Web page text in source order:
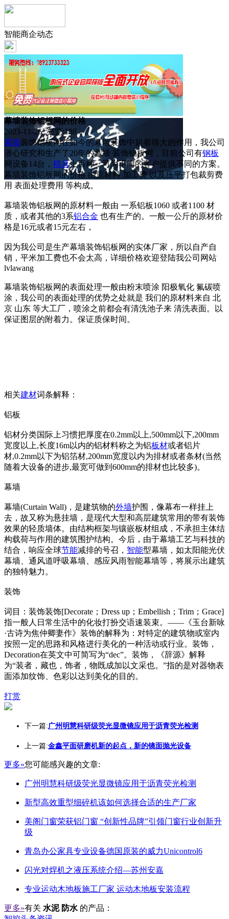
智能商企动态
幕墙装饰铝板网的价格
2023-11-26 浏览:188
幕墙装饰铝板网在如今的幕墙装饰中起着很大的作用，我公司
潜心研究和生产了20年的幕墙 装饰铝板网，目前公司有钢板
网设备14台， 模具上百种，可为不同的客户提供不同的方案。
幕墙装饰铝板网的价格 由原材料 加工费 以及压平打包裁剪费
用 表面处理费用 等构成。
幕墙装饰铝板网的原材料一般由 一系铝板1060 或者1100 材
质，或者其他的3系铝合金 也有生产的。一般一公斤的原材价
格是16元或者15元左右，
因为我公司是生产幕墙装饰铝板网的实体厂家，所以自产自
销，平米加工费也不会太高，详细价格欢迎登陆我公司网站
lvlawang
幕墙装饰铝板网的表面处理一般由粉末喷涂 阳极氧化 氟碳喷
涂，我公司的表面处理的优势之处就是 我们的原材料来自 北
京 山东 等大工厂，喷涂之前都会有清洗池子来 清洗表面。以
保证图层的附着力。保证质保时间。
相关建材词条解释：
铝板
铝材分类国际上习惯把厚度在0.2mm以上,500mm以下,200mm
宽度以上,长度16m以内的铝材料称之为铝板材或者铝片
材,0.2mm以下为铝箔材,200mm宽度以内为排材或者条材(当然
随着大设备的进步,最宽可做到600mm的排材也比较多)。
幕墙
幕墙(Curtain Wall)，是建筑物的外墙护围，像幕布一样挂上
去，故又称为悬挂墙，是现代大型和高层建筑常用的带有装饰
效果的轻质墙体。由结构框架与镶嵌板材组成，不承担主体结
构载荷与作用的建筑围护结构。今后，由于幕墙工艺与科技的
结合，响应全球节能减排的号召， 智能型幕墙，如太阳能光伏
幕墙、通风道呼吸幕墙、感应风雨智能幕墙等，将展示出建筑
的独特魅力。
装饰
词目：装饰装饰[Decorate；Dress up；Embellish；Trim；Grace]
指一般人日常生活中的化妆打扮交语速装束。——《玉台新咏
·古诗为焦仲卿妻作》装饰的解释为：对特定的建筑物或室内
按照一定的思路和风格进行美化的一种活动或行业。装饰，
Decoration在英文中可简写为“dec”。装饰，《辞源》解释
为“装者，藏也，饰者，物既成加以文采也。”指的是对器物表
面添加纹饰、色彩以达到美化的目的。
打赏
下一篇:广州明慧科研级荧光显微镜应用于沥青荧光检测
上一篇:金鑫平面研磨机新的起点，新的镜面抛光设备
更多»您可能感兴趣的文章:
广州明慧科研级荧光显微镜应用于沥青荧光检测
新型高效重型细碎机该如何选择合适的生产厂家
美阁门窗荣获铝门窗 “创新性品牌”引领门窗行业创新升
级
青岛办公家具专业设备德国原装的威力Unicontrol6
闪光对焊机之液压系统介绍—苏州安嘉
专业运动木地板施工厂家 运动木地板安装流程
更多»有关 水泥 防水 的产品：